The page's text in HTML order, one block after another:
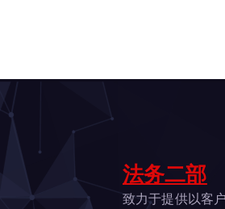
法务二部
致力于提供以客